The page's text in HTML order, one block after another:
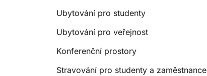
Ubytování pro studenty
Ubytování pro veřejnost
Konferenční prostory
Stravování pro studenty a zaměstnance